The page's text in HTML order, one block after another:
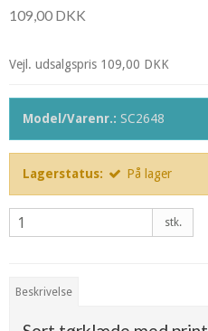
109,00 DKK
Vejl. udsalgspris 109,00 DKK
Model/Varenr.: SC2648
Lagerstatus: På lager
stk.
Beskrivelse